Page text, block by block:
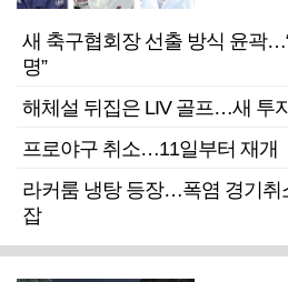
새 축구협회장 선출 방식 윤곽
명”
해체설 뒤집은 LIV 골프…새 투
프로야구 취소…11일부터 재개
라커룸 냉탕 등장…폭염 경기취
잡